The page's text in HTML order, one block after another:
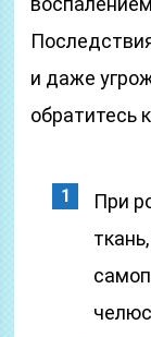
и даже
обратитесь
При